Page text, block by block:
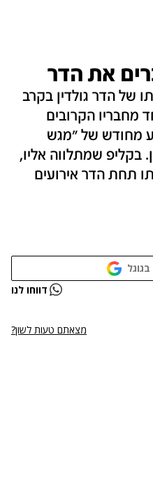
את הדר
של הדר גולדין בקרב
מחבריו הקרובים
מחודש של "מגש
שמתלווה אליו,
תחת הדר אירועים
דווחו לנו
מצאתם טעות לשון?